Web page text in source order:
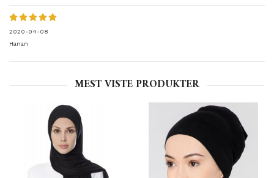
2020-04-08
Hanan
MEST VISTE PRODUKTER